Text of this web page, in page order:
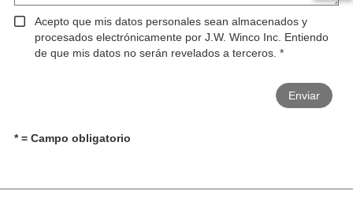
Acepto que mis datos personales sean almacenados y
procesados electrónicamente por J.W. Winco Inc. Entiendo
de que mis datos no serán revelados a terceros. *
Enviar
* = Campo obligatorio